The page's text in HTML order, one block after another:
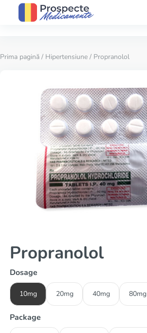
Prima pagină / Hipertensiune / Propranolol
Propranolol
Dosage
10mg 20mg 40mg 80mg
Package